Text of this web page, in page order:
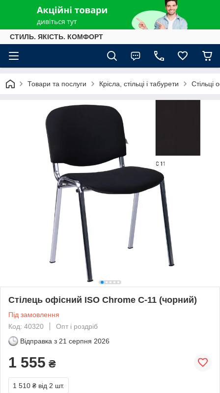
СТИЛЬ. ЯКІСТЬ. КОМФОРТ
Товари та послуги Крісла, стільці і табурети Стільці
Стілець офісний ISO Chrome C-11 (чорний)
Під замовлення
Код: 40320
Опт і роздріб
Відправка з 21 серпня 2026
1 555 ₴
1 510 ₴ від 2 шт.